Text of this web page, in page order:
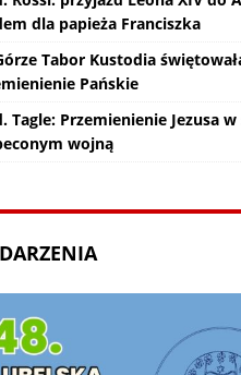
dla papieża Franciszka
Tabor Kustodia
Pańskie
Tagle: Przemienienie Jezusa
wojną